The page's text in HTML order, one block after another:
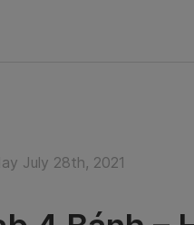
July 28th, 2021